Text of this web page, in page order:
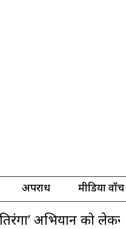
अपराध मीडिया वॉच
को लेकर भाजपा की